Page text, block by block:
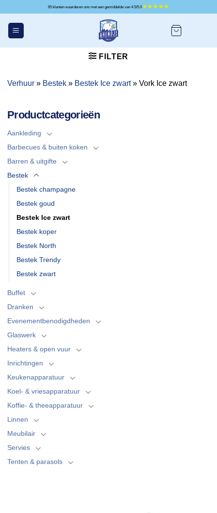
inhoud
65 klanten waarderen ons met een gemiddelde van 4.5/5.0
FILTER
Verhuur » Bestek » Bestek Ice zwart » Vork Ice zwart
Productcategorieën
Aankleding
Barbecues & buiten koken
Barren & uitgifte
Bestek
Bestek champagne
Bestek goud
Bestek Ice zwart
Bestek koper
Bestek North
Bestek Trendy
Bestek zwart
Buffet
Dranken
Evenementbenodigdheden
Glaswerk
Heaters & open vuur
Inrichtingen
Keukenapparatuur
Koel- & vriesapparatuur
Koffie- & theeapparatuur
Linnen
Meubilair
Servies
Tenten & parasols